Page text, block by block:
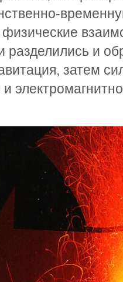
разделились и
затем